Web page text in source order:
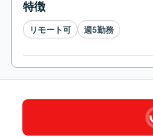
特徴
リモート可 週5勤務